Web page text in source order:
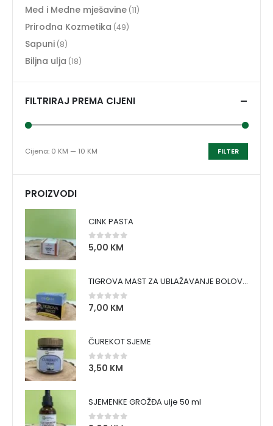
Med i Medne mješavine (11)
Prirodna Kozmetika (49)
Sapuni (8)
Biljna ulja (18)
FILTRIRAJ PREMA CIJENI
FILTER
Cijena: 0 KM — 10 KM
PROIZVODI
CINK PASTA
0 out of 5
5,00 KM
TIGROVA MAST ZA UBLAŽAVANJE BOLOVA I ZAGRIJAVANJE MIŠIĆA
0 out of 5
7,00 KM
ČUREKOT SJEME
0 out of 5
3,50 KM
SJEMENKE GROŽĐA ulje 50 ml